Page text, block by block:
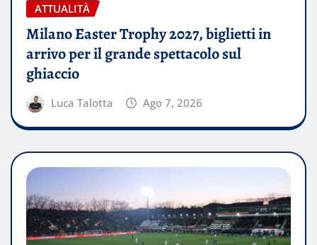
ATTUALITÀ
Milano Easter Trophy 2027, biglietti in
arrivo per il grande spettacolo sul
ghiaccio
Luca Talotta Ago 7, 2026